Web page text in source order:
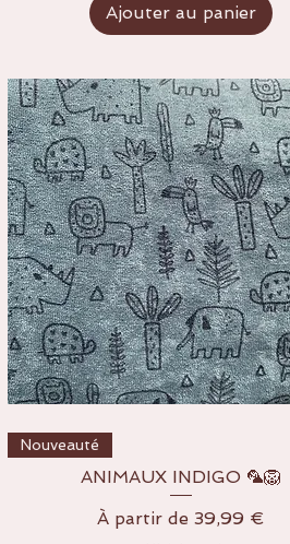
Ajouter au panier
Nouveauté
ANIMAUX INDIGO 🦜🦁
À partir de 39,99 €
Prix promotionnel